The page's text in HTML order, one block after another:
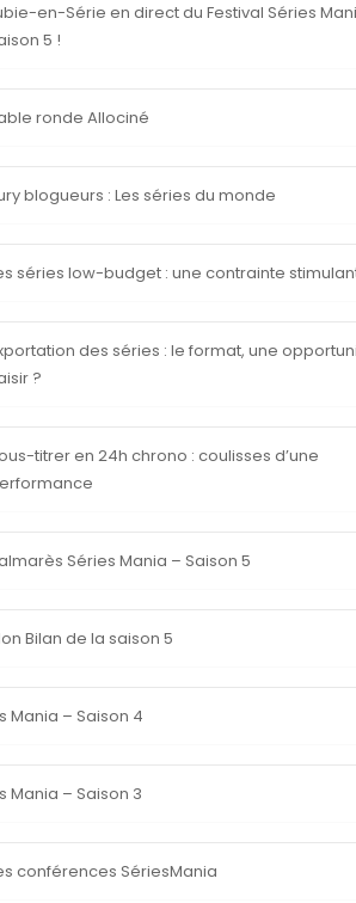
en-Série en direct du Festival Séries
5 !
ronde Allociné
blogueurs : Les séries du monde
séries low-budget : une contrainte
des séries : le format, une
?
titrer en 24h chrono : coulisses d’une
Séries Mania – Saison 5
Bilan de la saison 5
Mania – Saison 4
Mania – Saison 3
conférences SériesMania